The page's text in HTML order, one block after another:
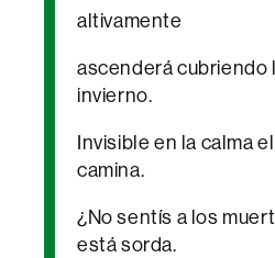
altivamente
ascenderá cubriendo
invierno.
Invisible en la calma
camina.
¿No sentís a los
está sorda.